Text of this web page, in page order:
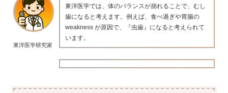
東洋医学研究家
東洋医学では、体のバランスが崩れることで、むし
歯になると考えます。例えば、食べ過ぎや胃腸の
weakness が原因で、『虫歯』になると考えられて
います。